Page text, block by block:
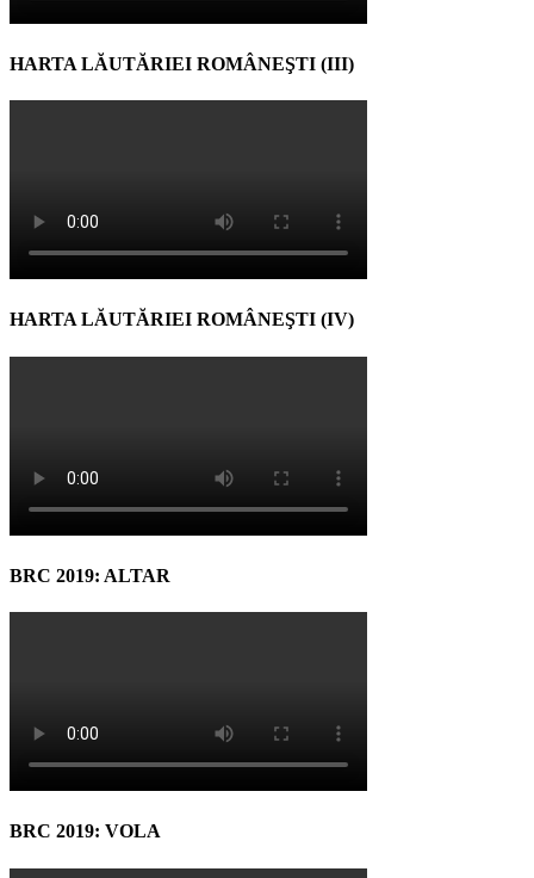
HARTA LĂUTĂRIEI ROMÂNEŞTI (III)
HARTA LĂUTĂRIEI ROMÂNEŞTI (IV)
BRC 2019: ALTAR
BRC 2019: VOLA